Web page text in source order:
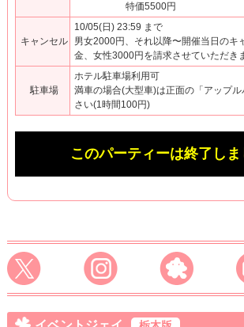
特価5500円
キャンセル
10/05(日) 23:59 まで
男女2000円、それ以降〜開催当日のキ
金、女性3000円を請求させていただき
駐車場
ホテル駐車場利用可
満車の場合(大型車)は正面の「アップ
さい(1時間100円)
このパーティーは終了しま